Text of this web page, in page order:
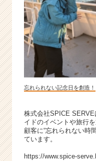
忘れられない記念日を創造！
株式会社SPICE SERVE
イドのイベントや旅行を
顧客に“忘れられない時
ています。
https://www.spice-